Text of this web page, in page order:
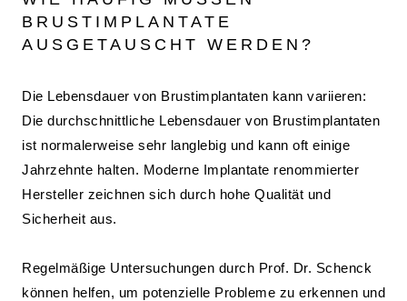
BRUSTIMPLANTATE
AUSGETAUSCHT WERDEN?
Die Lebensdauer von Brustimplantaten kann variieren:
Die durchschnittliche Lebensdauer von Brustimplantaten
ist normalerweise sehr langlebig und kann oft einige
Jahrzehnte halten. Moderne Implantate renommierter
Hersteller zeichnen sich durch hohe Qualität und
Sicherheit aus.
Regelmäßige Untersuchungen durch Prof. Dr. Schenck
können helfen, um potenzielle Probleme zu erkennen und